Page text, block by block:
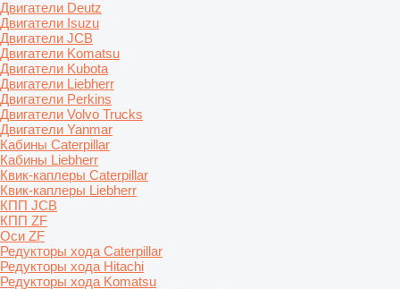
Двигатели Deutz
Двигатели Isuzu
Двигатели JCB
Двигатели Komatsu
Двигатели Kubota
Двигатели Liebherr
Двигатели Perkins
Двигатели Volvo Trucks
Двигатели Yanmar
Кабины Caterpillar
Кабины Liebherr
Квик-каплеры Caterpillar
Квик-каплеры Liebherr
КПП JCB
КПП ZF
Оси ZF
Редукторы хода Caterpillar
Редукторы хода Hitachi
Редукторы хода Komatsu